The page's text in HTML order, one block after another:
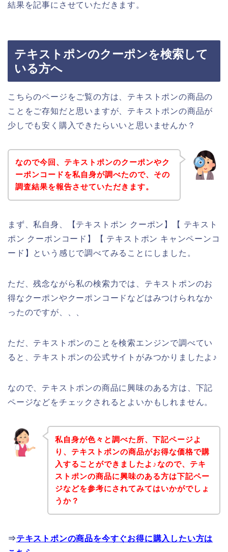
結果を記事にさせていただきます。
テキストポンのクーポンを検索して
いる方へ
こちらのページをご覧の方は、テキストポンの商品の
ことをご存知だと思いますが、テキストポンの商品が
少しでも安く購入できたらいいと思いませんか？
なので今回、テキストポンのクーポンやク
ーポンコードを私自身が調べたので、その
調査結果を報告させていただきます。
まず、私自身、【テキストポン クーポン】【 テキスト
ポン クーポンコード】【 テキストポン キャンペーンコ
ード】という感じで調べてみることにしました。
ただ、残念ながら私の検索力では、テキストポンのお
得なクーポンやクーポンコードなどはみつけられなか
ったのですが、、、
ただ、テキストポンのことを検索エンジンで調べてい
ると、テキストポンの公式サイトがみつかりましたよ♪
なので、テキストポンの商品に興味のある方は、下記
ページなどをチェックされるとよいかもしれません。
私自身が色々と調べた所、下記ページよ
り、テキストポンの商品がお得な価格で購
入することができましたよ♪なので、テキ
ストポンの商品に興味のある方は下記ペー
ジなどを参考にされてみてはいかがでしょ
うか？
⇒テキストポンの商品を今すぐお得に購入したい方は